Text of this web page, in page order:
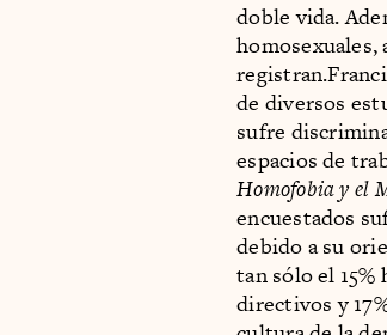
doble vida.
homosexuales,
de diversos
sufre
espacios de
Homofobia y el
encuestados
debido a su
tan sólo el 15%
directivos y